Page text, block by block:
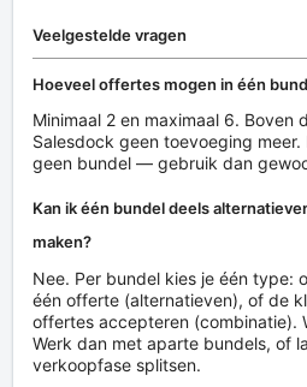
Veelgestelde vragen
Hoeveel offertes mogen in één
Minimaal 2 en maximaal 6. Boven
Salesdock geen toevoeging meer.
geen bundel — gebruik dan
Kan ik één bundel deels
maken?
Nee. Per bundel kies je één type:
één offerte (alternatieven), of de
offertes accepteren (combinatie).
Werk dan met aparte bundels, of
verkoopfase splitsen.